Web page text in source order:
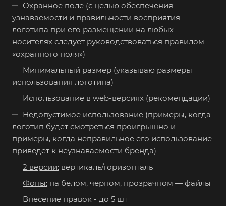
Охранное поле (с целью обеспечения
узнаваемости и правильности восприятия
логотипа при его размещении на любых
носителях следует руководствоваться правилом
«охранного поля»)
Минимальный размер (указываю размеры
использования логотипа)
Использование в web-версиях (рекомендации)
Недопустимое использование (примеры, когда
логотип будет смотреться проигрышно и
примеры, когда неправильное его использование
приведет к неузнаваемости бренда)
2 версии: вертикаль/горизонталь
Фоны: на белом, черном, прозрачном — файлы
Внесение правок - до 5 шт